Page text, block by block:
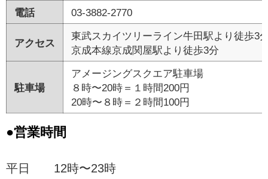
電話
03-3882-2770
アクセス
東武スカイツリーライン牛田駅より徒歩3
京成本線京成関屋駅より徒歩3分
駐車場
アメージングスクエア駐車場
８時〜20時＝１時間200円
20時〜８時＝２時間100円
●営業時間
平日 12時〜23時